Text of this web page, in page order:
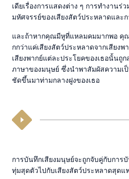
เดียเรื่องการแสดงต่าง ๆ การทำงานร่
มหัศจรรย์ของเสียงสัตว์ประหลาดและก
และถ้าหากคุณมีหูที่แหลมคมมากพอ คุ
กกว่าแค่เสียงสัตว์ประหลาดจากเสียงพ
เสียงพากย์แต่ละประโยคของเธอนั้นถู
ภาษาของมนุษย์ ซึ่งนำพาสัมผัสความเ
ชัดขึ้นมาท่ามกลางฝูงของเธอ
การบันทึกเสียงมนุษย์จะถูกจับคู่กับการ
ทุ่มสุดตัวไปกับเสียงสัตว์ประหลาดสุดแ